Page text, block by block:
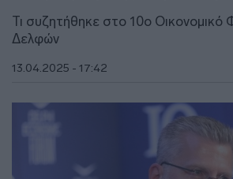
Τι συζητήθηκε στο 10o Οικονομικό
Δελφών
13.04.2025 - 17:42